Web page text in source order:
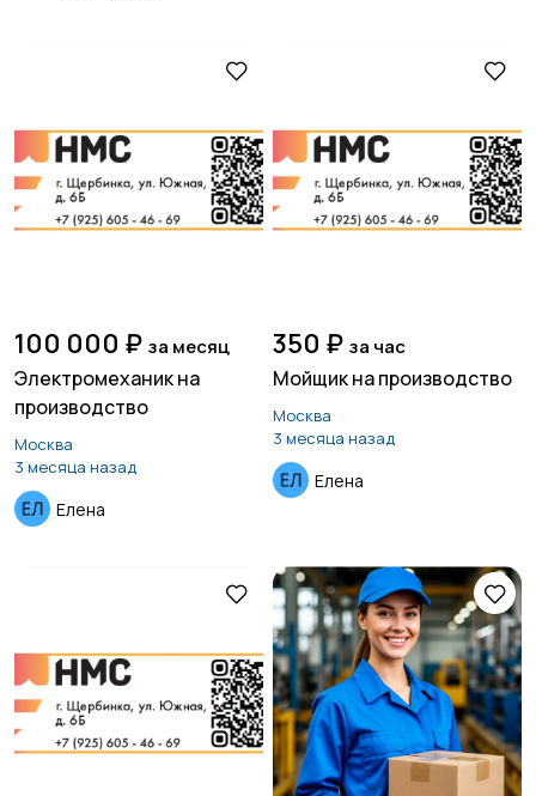
100 000 ₽ за месяц
Электромеханик на
производство
Москва
3 месяца назад
Елена
350 ₽ за час
Мойщик на производство
Москва
3 месяца назад
Елена